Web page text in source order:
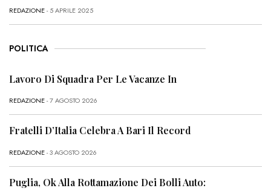
REDAZIONE- 5 APRILE 2025
POLITICA
Lavoro Di Squadra Per Le Vacanze In
REDAZIONE- 7 AGOSTO 2026
Fratelli D’Italia Celebra A Bari Il Record
REDAZIONE- 3 AGOSTO 2026
Puglia, Ok Alla Rottamazione Dei Bolli Auto: